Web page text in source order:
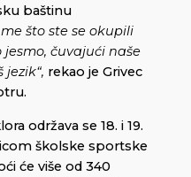
baštinu
me što ste se okupili
jesmo, čuvajući naše
rekao je Grivec
održava se 18. i 19.
školske sportske
će više od 340